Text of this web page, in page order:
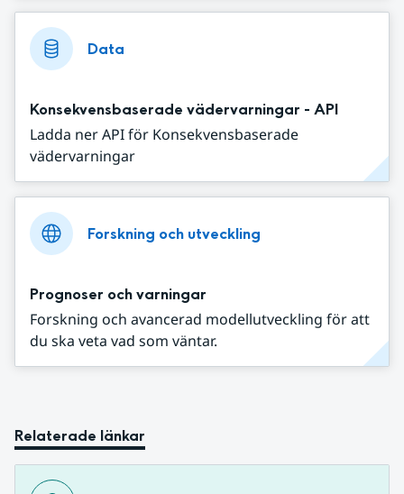
Data
Konsekvensbaserade vädervarningar - API
Ladda ner API för Konsekvensbaserade
vädervarningar
Forskning och utveckling
Prognoser och varningar
Forskning och avancerad modellutveckling för att
du ska veta vad som väntar.
Relaterade länkar